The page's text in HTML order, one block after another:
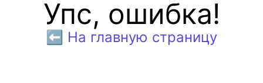
Упс, ошибка!
⬅️ На главную страницу